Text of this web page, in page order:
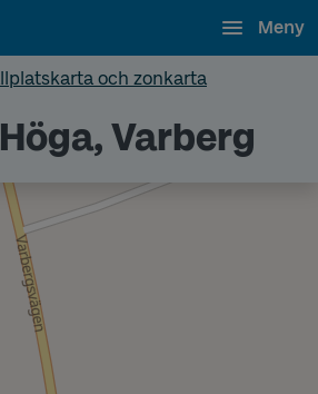
Meny
och zonkarta
Varberg